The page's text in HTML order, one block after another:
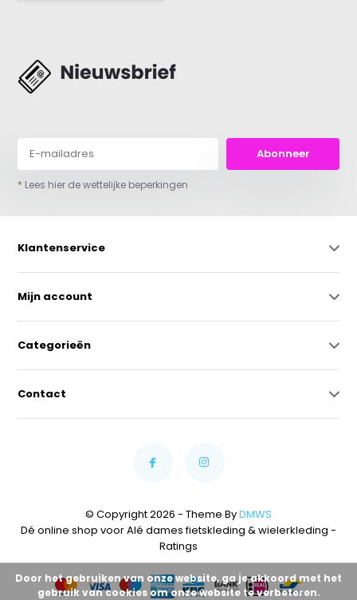
Abonneer
* Lees hier de wettelijke beperkingen
Klantenservice
Mijn account
Categorieën
Contact
© Copyright 2026 - Theme ByDMWS
Dé online shop voor Alé dames fietskleding & wielerkleding -
Ratings
Door het gebruiken van onze website, ga je akkoord met het
gebruik van cookies om onze website te verbeteren.